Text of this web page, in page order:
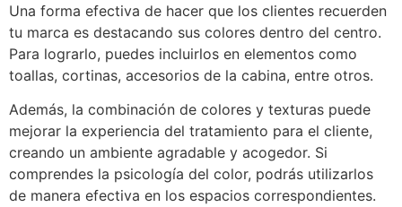
Una forma efectiva de hacer que los clientes recuerden
tu marca es destacando sus colores dentro del centro.
Para lograrlo, puedes incluirlos en elementos como
toallas, cortinas, accesorios de la cabina, entre otros.
Además, la combinación de colores y texturas puede
mejorar la experiencia del tratamiento para el cliente,
creando un ambiente agradable y acogedor. Si
comprendes la psicología del color, podrás utilizarlos
de manera efectiva en los espacios correspondientes.